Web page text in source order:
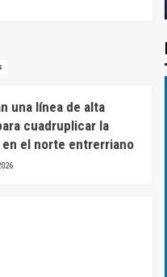
una línea de alta
cuadruplicar la
el norte entrerriano